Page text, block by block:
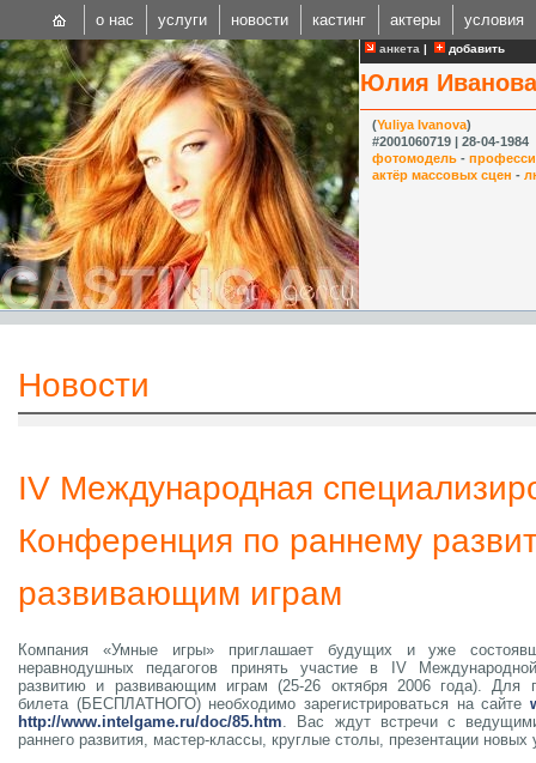
анкета | добавить
Юлия Иванова
(Yuliya Ivanova)
#2001060719 | 28-04-1984
фотомодель -
актёр массовых сцен -
Новости
IV Международная
Конференция по раннему
развивающим играм
Компания «Умные игры» приглашает будущих и уже
неравнодушных педагогов принять участие в IV
развитию и развивающим играм (25-26 октября 2006 года). Для
билета (БЕСПЛАТНОГО) необходимо зарегистрироваться на сайте
http://www.intelgame.ru/doc/85.htm. Вас ждут встречи с
раннего развития, мастер-классы, круглые столы, презентации
о нас услуги новости кастинг актеры условия